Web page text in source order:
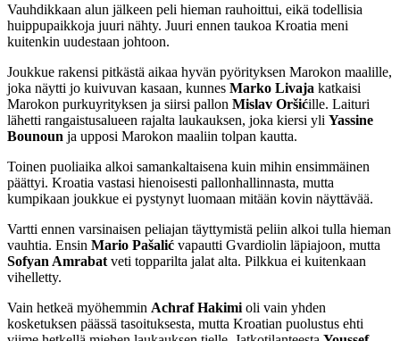
Vauhdikkaan alun jälkeen peli hieman rauhoittui, eikä todellisia
huippupaikkoja juuri nähty. Juuri ennen taukoa Kroatia meni
kuitenkin uudestaan johtoon.
Joukkue rakensi pitkästä aikaa hyvän pyörityksen Marokon maalille,
joka näytti jo kuivuvan kasaan, kunnes Marko Livaja katkaisi
Marokon purkuyrityksen ja siirsi pallon Mislav Oršićille. Laituri
lähetti rangaistusalueen rajalta laukauksen, joka kiersi yli Yassine
Bounoun ja upposi Marokon maaliin tolpan kautta.
Toinen puoliaika alkoi samankaltaisena kuin mihin ensimmäinen
päättyi. Kroatia vastasi hienoisesti pallonhallinnasta, mutta
kumpikaan joukkue ei pystynyt luomaan mitään kovin näyttävää.
Vartti ennen varsinaisen peliajan täyttymistä peliin alkoi tulla hieman
vauhtia. Ensin Mario Pašalić vapautti Gvardiolin läpiajoon, mutta
Sofyan Amrabat veti topparilta jalat alta. Pilkkua ei kuitenkaan
vihelletty.
Vain hetkeä myöhemmin Achraf Hakimi oli vain yhden
kosketuksen päässä tasoituksesta, mutta Kroatian puolustus ehti